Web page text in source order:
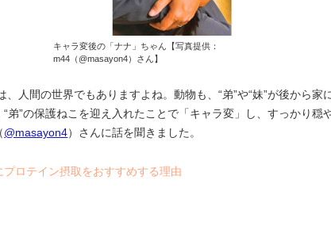
キャラ変後の「ナナ」ちゃん【写真提供：
m44（@masayon4）さん】
人間の世界でもありますよね。動物も、“弟”や“妹”が後から
”の保護ねこを迎え入れたことで「キャラ変」し、すっかり
@masayon4）さんに話を聞きました。
ロテイン摂取をおすすめする理由